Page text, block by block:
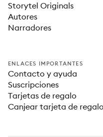
Storytel Originals
Autores
Narradores
ENLACES IMPORTANTES
Contacto y ayuda
Suscripciones
Tarjetas de regalo
Canjear tarjeta de regalo